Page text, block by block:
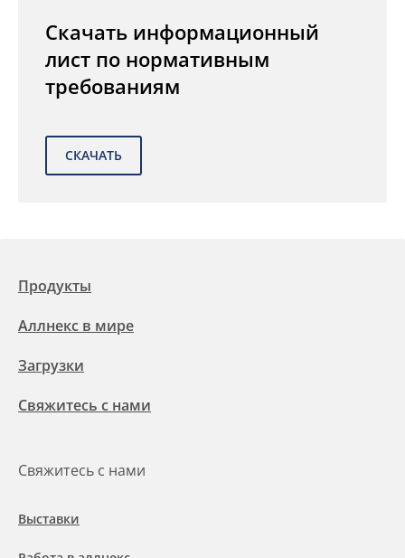
Скачать информационный
лист по нормативным
требованиям
Продукты
Аллнекс в мире
Загрузки
Свяжитесь с нами
Свяжитесь с нами
Выставки